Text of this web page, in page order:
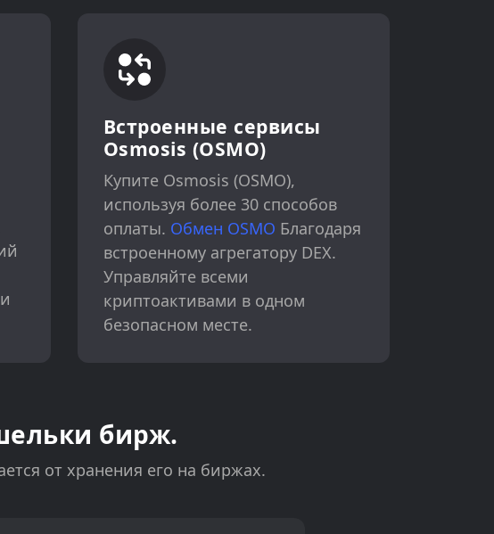
Встроенные сервисы
Osmosis (OSMO)
Купите Osmosis (OSMO),
используя более 30 способов
оплаты. Обмен OSMO Благодаря
встроенному агрегатору DEX.
Управляйте всеми
криптоактивами в одном
безопасном месте.
бирж.
от хранения его на биржах.